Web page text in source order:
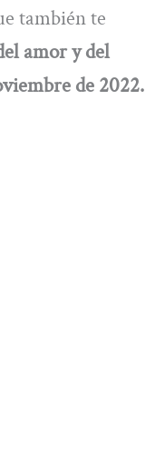
también te
amor y del
de 2022.